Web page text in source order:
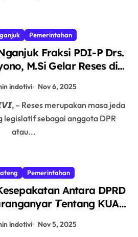
Pemerintahan
Fraksi PDI-P Drs.
M.Si Gelar Reses di
Banjaranyar
indotivi Nov 6, 2025
legislatif sebagai anggota DPR
atau...
Pemerintahan
Antara DPRD
𝙏entang KUA-
APBD Tahun 2026
indotivi Nov 5, 2025